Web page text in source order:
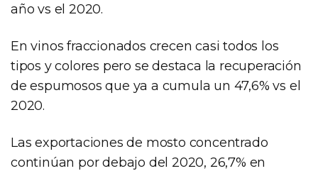
año vs el 2020.
En vinos fraccionados crecen casi todos los
tipos y colores pero se destaca la recuperación
de espumosos que ya a cumula un 47,6% vs el
2020.
Las exportaciones de mosto concentrado
continúan por debajo del 2020, 26,7% en